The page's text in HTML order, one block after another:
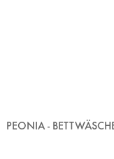
PEONIA -